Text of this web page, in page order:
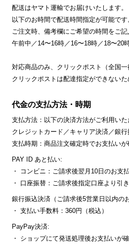
配送はヤマト運輸でお届けいたします。
以下のお時間で配送時間指定が可能です
ご注文時、備考欄にご希望の時間をご記
午前中／14〜16時／16〜18時／18〜20
対応商品のみ、クリックポスト（全国一
クリックポストは配達指定ができない
代金の支払方法・時期
支払方法：以下の決済方法がご利用いた
クレジットカード／キャリア決済／銀
支払時期：商品注文確定時でお支払いが
PAY ID あと払い:
・ コンビニ：ご請求後翌月10日のお支
・ 口座振替：ご請求後指定口座より引
銀行振込決済（ご請求後5営業日以内の
・ 支払い手数料：360円（税込）
PayPay決済:
・ ショップにて発送処理後お支払いが